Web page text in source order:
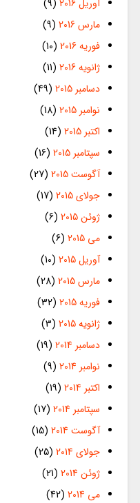
آوریل 2016
(9)
مارس 2016
(9)
فوریه 2016
(10)
ژانویه 2016
(11)
دسامبر 2015
(49)
نوامبر 2015
(18)
اکتبر 2015
(14)
سپتامبر 2015
(16)
آگوست 2015
(27)
جولای 2015
(17)
ژوئن 2015
(6)
می 2015
(6)
آوریل 2015
(10)
مارس 2015
(28)
فوریه 2015
(32)
ژانویه 2015
(3)
دسامبر 2014
(19)
نوامبر 2014
(9)
اکتبر 2014
(19)
سپتامبر 2014
(17)
آگوست 2014
(15)
جولای 2014
(25)
ژوئن 2014
(21)
می 2014
(42)